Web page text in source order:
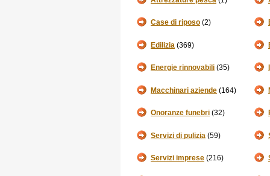
Case di riposo (2)
Edilizia (369)
Energie rinnovabili (35)
Macchinari aziende (164)
Onoranze funebri (32)
Servizi di pulizia (59)
Servizi imprese (216)